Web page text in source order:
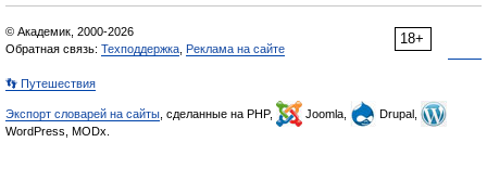
18+
© Академик, 2000-2026
Обратная связь: Техподдержка Реклама на сайте
👣 Путешествия
Экспорт словарей на сайты , сделанные на PHP, Joomla,
Drupal,
WordPress, MODx.